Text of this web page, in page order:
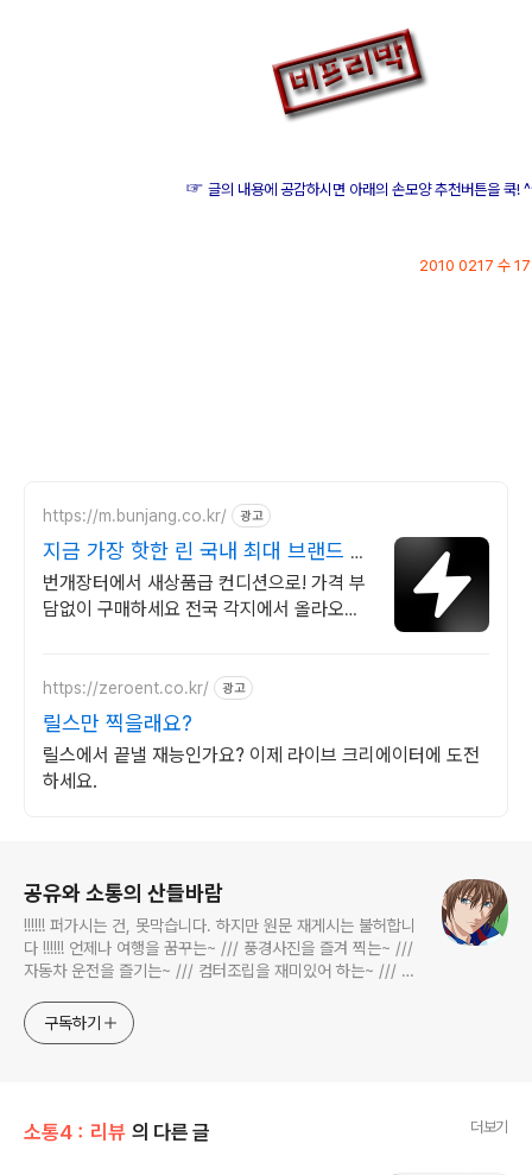
글의 내용에 공감하시면 아래의 손모양 추천버튼을 쿡! ^^
2010 0217 수
https://m.bunjang.co.kr/ 광고
지금 가장 핫한 린 국내 최대 브랜드 중
고거래
번개장터에서 새상품급 컨디션으로! 가격 부
담없이 구매하세요 전국 각지에서 올라오는
https://zeroent.co.kr/ 광고
릴스만 찍을래요?
릴스에서 끝낼 재능인가요? 이제 라이브 크리에이터에 도전
하세요.
공유와 소통의 산들바람
!!!!!! 퍼가시는 건, 못막습니다. 하지만 원문 재게시는 불허합니
다 !!!!!! 언제나 여행을 꿈꾸는~ /// 풍경사진을 즐겨 찍는~ ///
자동차 운전을 즐기는~ /// 컴터조립을 재미있어 하는~ /// 고
식하는 미드가 있는~ /// 사회적 이슈에 발언하는~ 不老巨
구독하기
소통4：리뷰 의 다른 글 더보기